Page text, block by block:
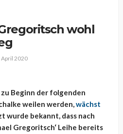
wohl
April 2020
Beginn der folgenden
weilen werden,wächst
wurde bekannt, dass nach
Gregoritsch‘ Leihe bereits